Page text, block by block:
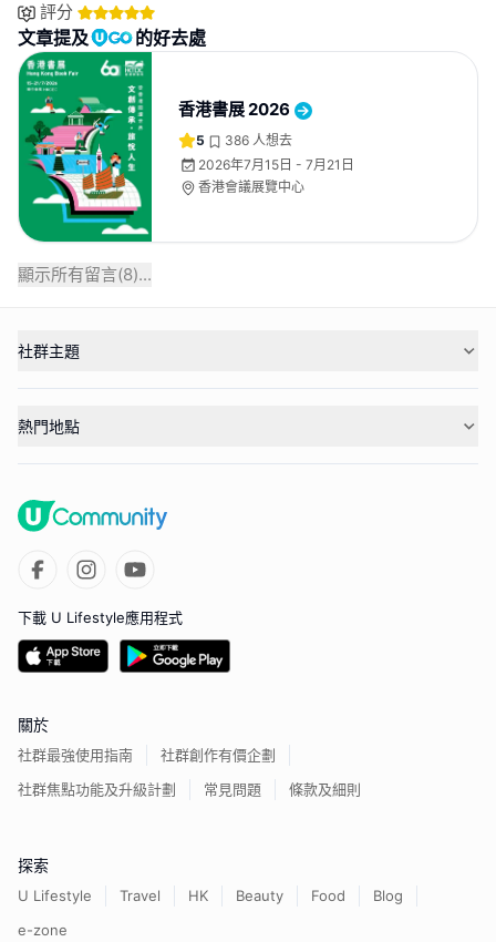
評分
文章提及 的好去處
香港書展 2026
5 386 人想去
2026年7月15日 - 7月21日
香港會議展覽中心
顯示所有留言(8)...
社群主題
熱門地點
下載 U Lifestyle應用程式
關於
社群最強使用指南
社群創作有價企劃
社群焦點功能及升級計劃
常見問題 條款及細則
探索
U Lifestyle Travel HK Beauty Food
Blog
e-zone